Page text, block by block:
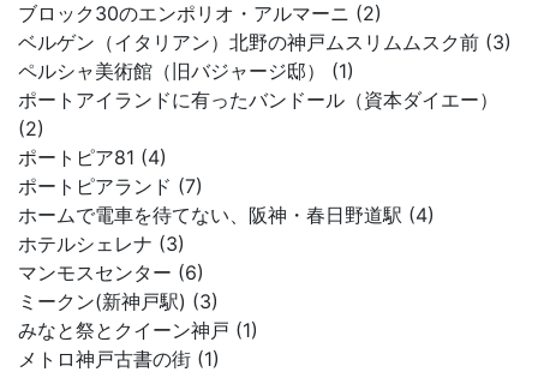
ブロック30のエンポリオ・アルマーニ (2)
ベルゲン（イタリアン）北野の神戸ムスリムムスク前 (3)
ペルシャ美術館（旧バジャージ邸） (1)
ポートアイランドに有ったバンドール（資本ダイエー）
(2)
ポートピア81 (4)
ポートピアランド (7)
ホームで電車を待てない、阪神・春日野道駅 (4)
ホテルシェレナ (3)
マンモスセンター (6)
ミークン(新神戸駅) (3)
みなと祭とクイーン神戸 (1)
メトロ神戸古書の街 (1)